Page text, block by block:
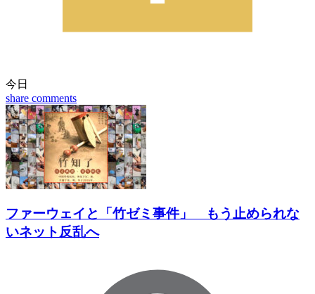
今日
share comments
ファーウェイと「竹ゼミ事件」 もう止められな
いネット反乱へ